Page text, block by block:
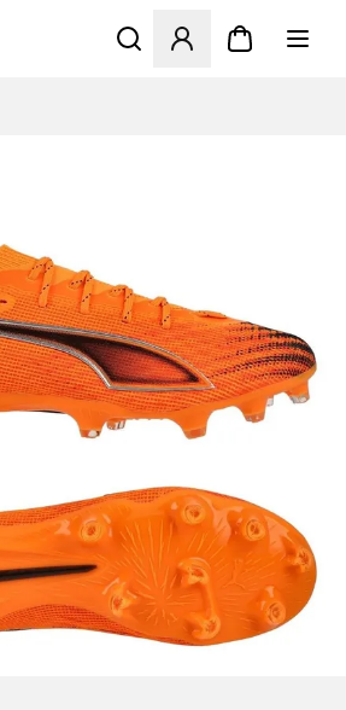
Åbner en Modal til at